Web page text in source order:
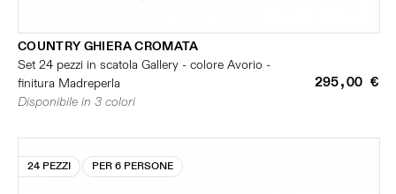
COUNTRY GHIERA CROMATA
Set 24 pezzi in scatola Gallery - colore Avorio -
finitura Madreperla
295,00 €
Disponibile in 3 colori
24 PEZZI PER 6 PERSONE